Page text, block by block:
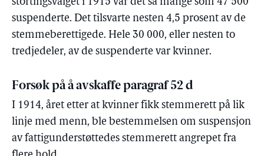
stortingsvalget i 1915 var det så mange som 47 500
suspenderte. Det tilsvarte nesten 4,5 prosent av de
stemmeberettigede. Hele 30 000, eller nesten to
tredjedeler, av de suspenderte var kvinner.
Forsøk på å avskaffe paragraf 52 d
I 1914, året etter at kvinner fikk stemmerett på lik
linje med menn, ble bestemmelsen om suspensjon
av fattigunderstøttedes stemmerett angrepet fra